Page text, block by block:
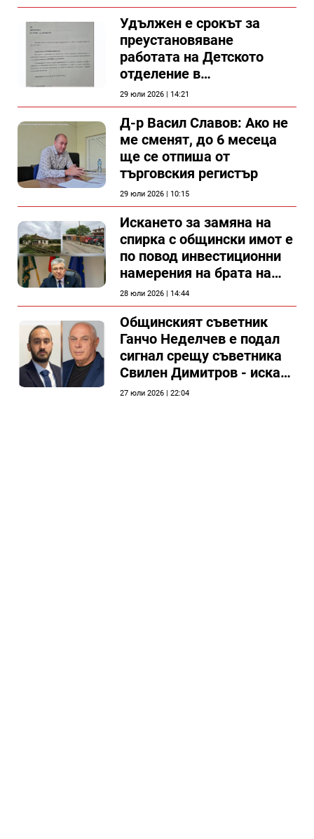
Удължен е срокът за
преустановяване
работата на Детското
отделение в
силистренската болница
29 юли 2026 | 14:21
Д-р Васил Славов: Ако не
ме сменят, до 6 месеца
ще се отпиша от
търговския регистър
29 юли 2026 | 10:15
Искането за замяна на
спирка с общински имот е
по повод инвестиционни
намерения на брата на
председателя на
Общински съвет Силистра
28 юли 2026 | 14:44
Общинският съветник
Ганчо Неделчев е подал
сигнал срещу съветника
Свилен Димитров - иска
етичната комисия на
27 юли 2026 | 22:04